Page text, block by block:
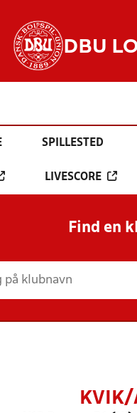
DBU
SPILLESTED
LIVESCORE
Find en
KVIK/